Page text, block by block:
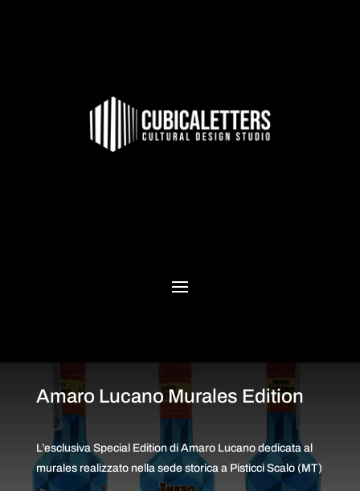
Amaro Lucano Murales Edition
L’esclusiva Special Edition di Amaro Lucano dedicata al
murales realizzato nella sede storica a Pisticci Scalo (MT)